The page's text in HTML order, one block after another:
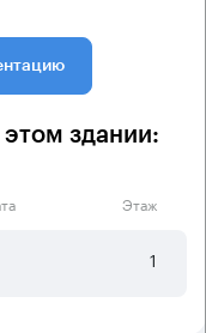
здании:
Этаж
1